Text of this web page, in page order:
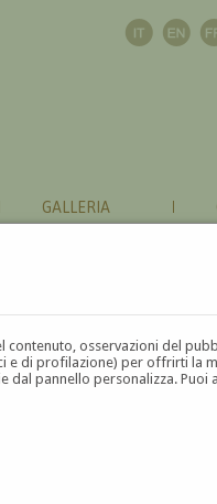
contenuto, osservazioni del
e di profilazione) per offrirti la
dal pannello personalizza. Puoi
GALLERIA